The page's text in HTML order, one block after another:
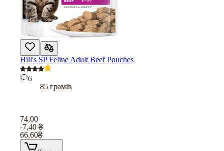
Hill's SP Feline Adult Beef Pouches
6
85 грамів
74,00
-7,40 ₴
66,60₴